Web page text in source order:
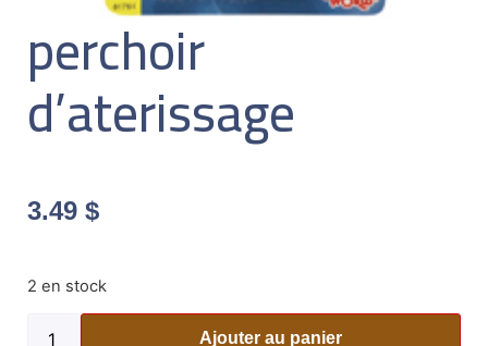
perchoir
d’aterissage
3.49 $
2 en stock
Ajouter au panier